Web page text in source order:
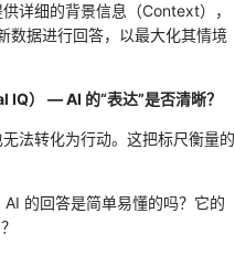
详细的背景信息（Context），
数据进行回答，以最大化其情境
） — AI 的“表达”是否清晰？
法转化为行动。这把标尺衡量的
AI 的回答是简单易懂的吗？它的